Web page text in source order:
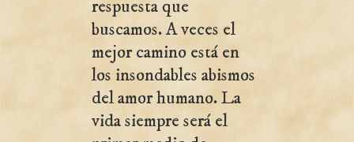
respuesta que
buscamos. A veces el
mejor camino está en
los insondables abismos
del amor humano. La
vida siempre será el